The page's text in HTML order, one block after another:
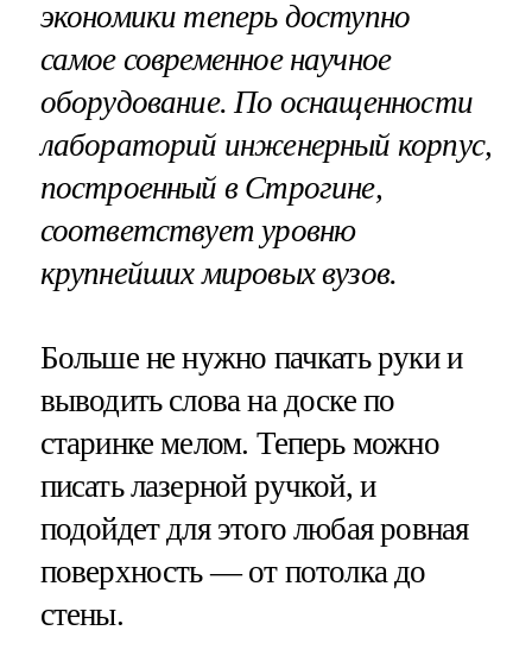
экономики теперь доступно
самое современное научное
оборудование. По оснащенности
лабораторий инженерный корпус,
построенный в Строгине,
соответствует уровню
крупнейших мировых вузов.
Больше не нужно пачкать руки и
выводить слова на доске по
старинке мелом. Теперь можно
писать лазерной ручкой, и
подойдет для этого любая ровная
поверхность — от потолка до
стены.